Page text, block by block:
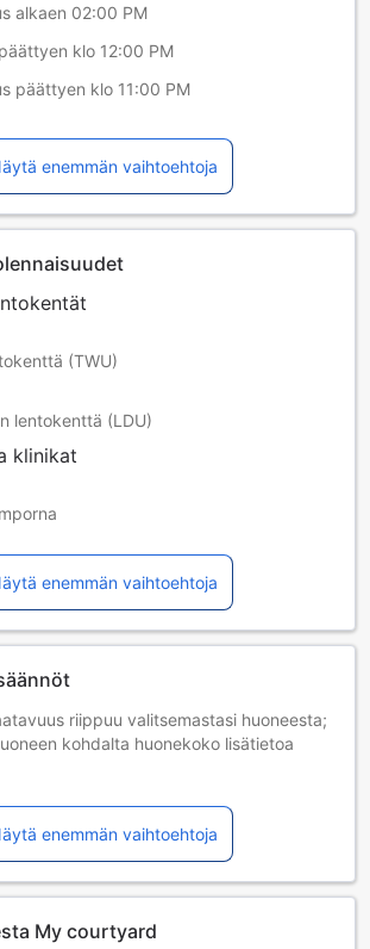
alkaen 02:00 PM
klo 12:00 PM
päättyen klo 11:00 PM
enemmän vaihtoehtoja
(TWU)
lentokenttä (LDU)
klinikat
enemmän vaihtoehtoja
riippuu valitsemastasi huoneesta;
kohdalta huonekoko lisätietoa
enemmän vaihtoehtoja
My courtyard